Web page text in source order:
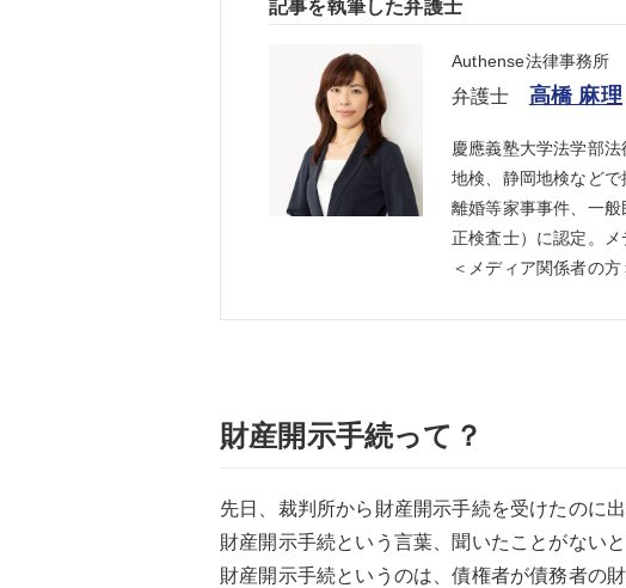
記事を執筆した弁護士
Authense法律事務所
弁護士 高橋 麻理
慶應義塾大学法学部
地検、静岡地検など
離婚等家事事件、一
正検査士）に認定。メ
＜メディア関係者の方
財産開示手続って？
先日、裁判所から財産開示手続を受けたのに
財産開示手続という言葉、聞いたことがない
財産開示手続というのは、債権者が債務者の